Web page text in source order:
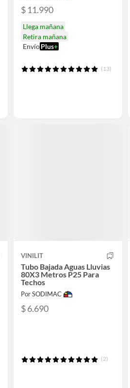
$ 11.990
Llega mañana
Retira mañana
Envío Plus+
(13)
VINILIT
Tubo Bajada Aguas Lluvias
80X3 Metros P25 Para
Techos
Por SODIMAC
$ 6.690
(2)